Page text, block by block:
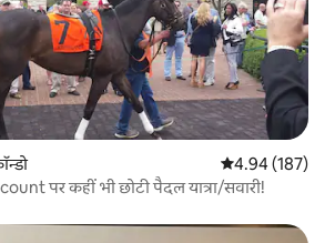
औसत रेटिंग 5 में से
4.94 (187)
पर कहीं भी छोटी पैदल यात्रा/सवारी!